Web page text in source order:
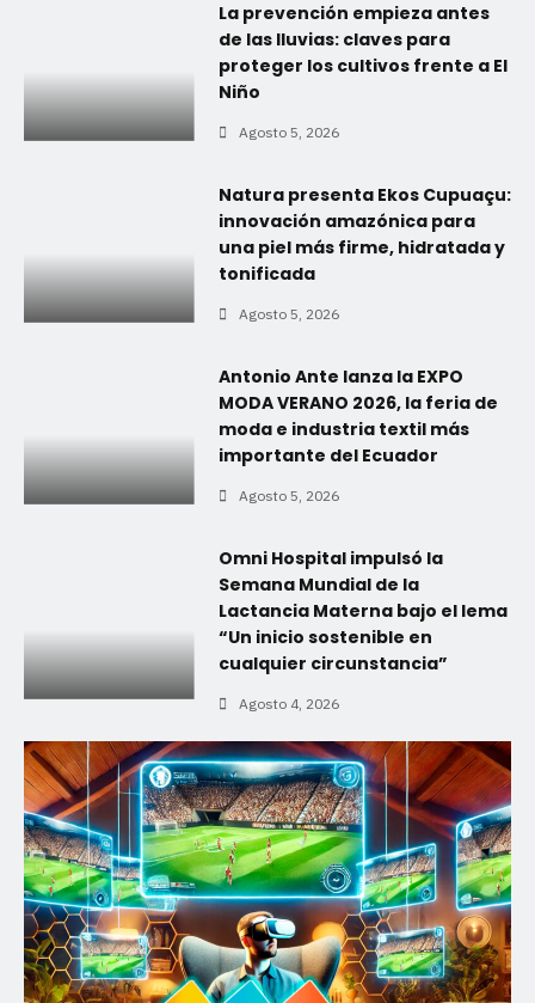
La prevención empieza antes
de las lluvias: claves para
proteger los cultivos frente a El
Niño
Agosto 5, 2026
Natura presenta Ekos Cupuaçu:
innovación amazónica para
una piel más firme, hidratada y
tonificada
Agosto 5, 2026
Antonio Ante lanza la EXPO
MODA VERANO 2026, la feria de
moda e industria textil más
importante del Ecuador
Agosto 5, 2026
Omni Hospital impulsó la
Semana Mundial de la
Lactancia Materna bajo el lema
“Un inicio sostenible en
cualquier circunstancia”
Agosto 4, 2026